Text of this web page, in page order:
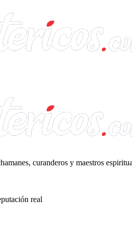
curanderos y maestros
real